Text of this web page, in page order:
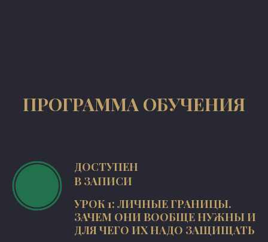
ПРОГРАММА ОБУЧЕНИЯ
ДОСТУПЕН
В ЗАПИСИ
УРОК 1: ЛИЧНЫЕ ГРАНИЦЫ.
ЗАЧЕМ ОНИ ВООБЩЕ НУЖНЫ И
ДЛЯ ЧЕГО ИХ НАДО ЗАЩИЩАТЬ